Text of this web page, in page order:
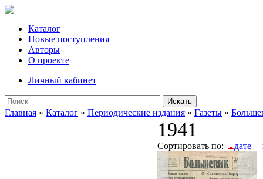
Каталог
Новые поступления
Авторы
О проекте
Личный кабинет
Искать
Главная » Каталог » Периодические издания » Газеты »
1941
Сортировать по: дате |